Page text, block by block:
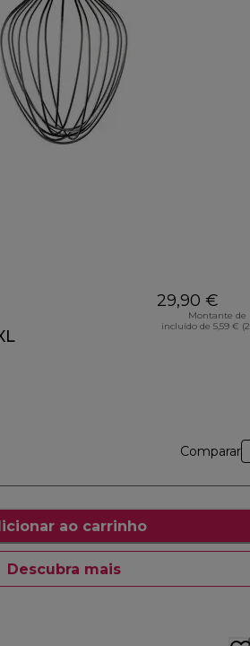
29,90 €
Montante de
incluído de 5,59 €
Comparar
ao carrinho
Descubra mais